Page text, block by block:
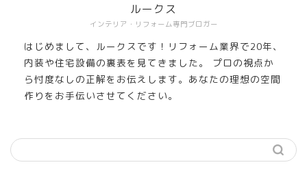
インテリア・リフォーム専門ブロガー
ルークス
はじめまして、ルークスです！リフォーム業界で20年、
内装や住宅設備の裏表を見てきました。 プロの視点か
ら忖度なしの正解をお伝えします。あなたの理想の空間
作りをお手伝いさせてください。